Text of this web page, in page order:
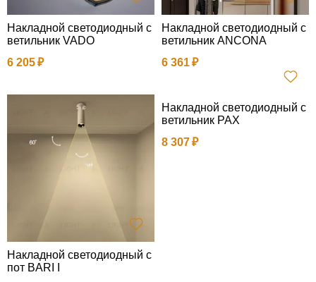
Накладной светодиодный с
ветильник VADO
6 205
Накладной светодиодный с
ветильник ANCONA
6 361
Накладной светодиодный с
пот BARI I
Накладной светодиодный с
ветильник PAX
8 307